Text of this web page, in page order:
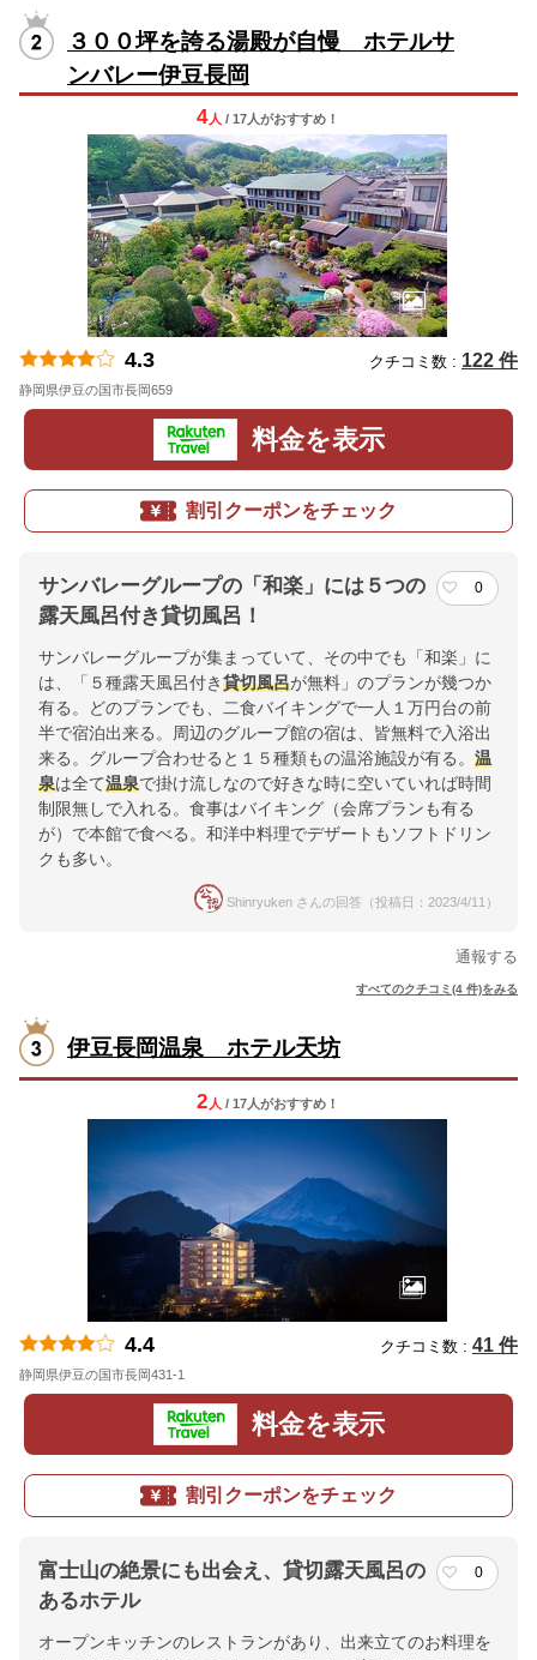
３００坪を誇る湯殿が自慢 ホテルサ
ンバレー伊豆長岡
4人 / 17人がおすすめ！
4.3 クチコミ数 : 122 件
静岡県伊豆の国市長岡659
料金を表示
割引クーポンをチェック
サンバレーグループの「和楽」には５つの
露天風呂付き貸切風呂！
0
サンバレーグループが集まっていて、その中でも「和楽」に
は、「５種露天風呂付き貸切風呂が無料」のプランが幾つか
有る。どのプランでも、二食バイキングで一人１万円台の前
半で宿泊出来る。周辺のグループ館の宿は、皆無料で入浴出
来る。グループ合わせると１５種類もの温浴施設が有る。 温
泉は全て温泉で掛け流しなので好きな時に空いていれば時間
制限無しで入れる。食事はバイキング（会席プランも有る
が）で本館で食べる。和洋中料理でデザートもソフトドリン
クも多い。
Shinryuken さんの回答（投稿日：2023/4/11）
通報する
すべてのクチコミ(4 件)をみる
伊豆長岡温泉 ホテル天坊
2 人 / 17人がおすすめ！
4.4 クチコミ数 : 41 件
静岡県伊豆の国市長岡431-1
料金を表示
割引クーポンをチェック
富士山の絶景にも出会え、貸切露天風呂の
あるホテル
0
オープンキッチンのレストランがあり、出来立てのお料理を